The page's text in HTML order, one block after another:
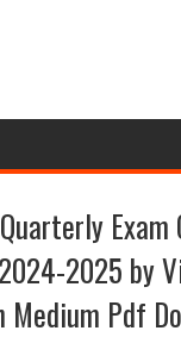
Exam
2025 by
Pdf